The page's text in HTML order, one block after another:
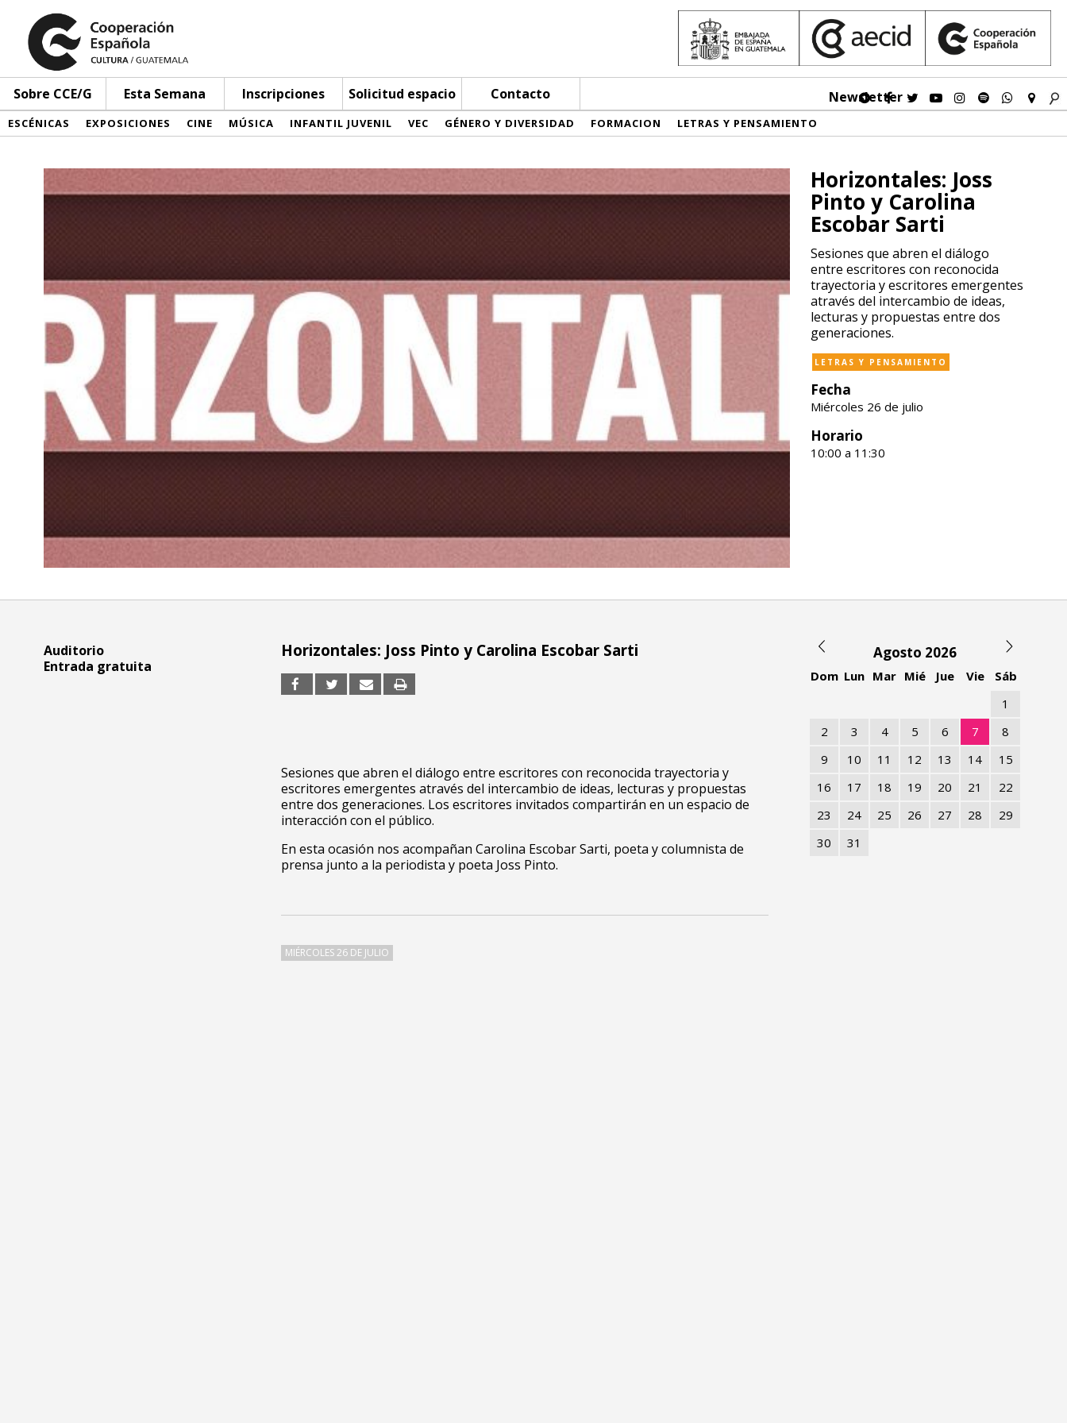
Sobre CCE/G Esta Semana Inscripciones Solicitud espacio Contacto Newsletter
ESCÉNICAS EXPOSICIONES CINE MÚSICA INFANTIL JUVENIL VEC GÉNERO Y DIVERSIDAD FORMACION LETRAS Y PENSAMIENTO
Horizontales: Joss
Pinto y Carolina
Escobar Sarti
Sesiones que abren el diálogo
entre escritores con reconocida
trayectoria y escritores emergentes
através del intercambio de ideas,
lecturas y propuestas entre dos
generaciones.
LETRAS Y PENSAMIENTO
Fecha
Miércoles 26 de julio
Horario
10:00 a 11:30
Auditorio
Entrada gratuita
Horizontales: Joss Pinto y Carolina Escobar Sarti
Sesiones que abren el diálogo entre escritores con reconocida trayectoria y
escritores emergentes através del intercambio de ideas, lecturas y propuestas
entre dos generaciones. Los escritores invitados compartirán en un espacio de
interacción con el público.
En esta ocasión nos acompañan Carolina Escobar Sarti, poeta y columnista de
prensa junto a la periodista y poeta Joss Pinto.
MIÉRCOLES 26 DE JULIO
Agosto 2026
Dom Lun Mar Mié Jue Vie
Sáb
1
2
3 4 5 6 7
8
9
10 11 12 13 14
15
16
17 18 19 20 21
22
23
24 25 26 27 28
29
30
31